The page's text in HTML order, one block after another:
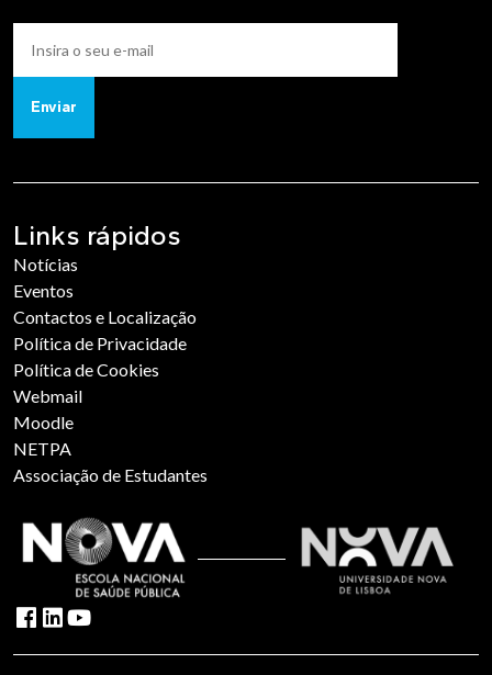
Enviar
Links rápidos
Notícias
Eventos
Contactos e Localização
Política de Privacidade
Política de Cookies
Webmail
Moodle
NETPA
Associação de Estudantes